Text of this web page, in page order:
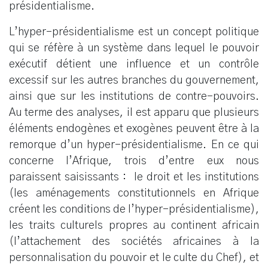
présidentialisme.
L’hyper-présidentialisme est un concept politique
qui se réfère à un système dans lequel le pouvoir
exécutif détient une influence et un contrôle
excessif sur les autres branches du gouvernement,
ainsi que sur les institutions de contre-pouvoirs.
Au terme des analyses, il est apparu que plusieurs
éléments endogènes et exogènes peuvent être à la
remorque d’un hyper-présidentialisme. En ce qui
concerne l’Afrique, trois d’entre eux nous
paraissent saisissants : le droit et les institutions
(les aménagements constitutionnels en Afrique
créent les conditions de l’hyper-présidentialisme),
les traits culturels propres au continent africain
(l’attachement des sociétés africaines à la
personnalisation du pouvoir et le culte du Chef), et